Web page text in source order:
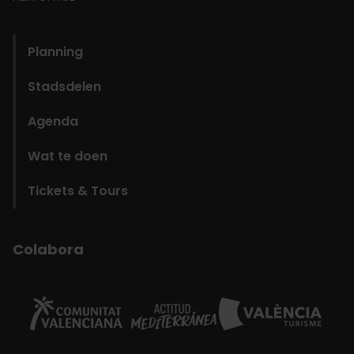
Planning
Stadsdelen
Agenda
Wat te doen
Tickets & Tours
Colabora